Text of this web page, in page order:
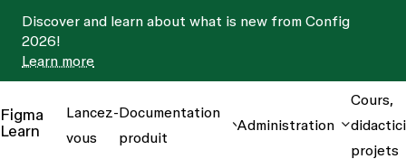
Discover and learn about what is new from Config
2026!
Learn more
Figma
Learn
Lancez-
vous
Documentation
produit
Administration
Cours,
projets